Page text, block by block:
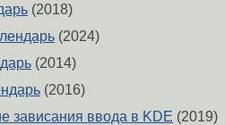
(2018)
(2024)
(2014)
(2016)
зависания ввода в KDE (2019)